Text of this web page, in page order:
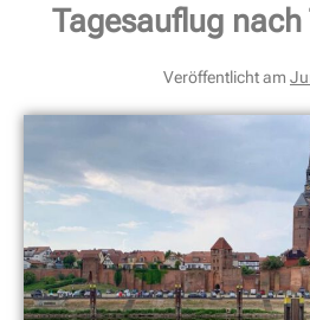
Tagesauflug
Veröffentlicht am